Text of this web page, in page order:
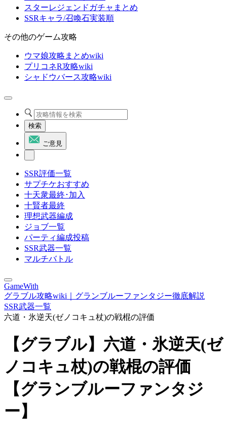
スターレジェンドガチャまとめ
SSRキャラ/召喚石実装順
その他のゲーム攻略
ウマ娘攻略まとめwiki
プリコネR攻略wiki
シャドウバース攻略wiki
検索
ご意見
SSR評価一覧
サプチケおすすめ
十天衆最終･加入
十賢者最終
理想武器編成
ジョブ一覧
パーティ編成投稿
SSR武器一覧
マルチバトル
GameWith
グラブル攻略wiki｜グランブルーファンタジー徹底解説
SSR武器一覧
六道・氷逆天(ゼノコキュ杖)の戦棍の評価
【グラブル】六道・氷逆天(ゼ
ノコキュ杖)の戦棍の評価
【グランブルーファンタジ
ー】